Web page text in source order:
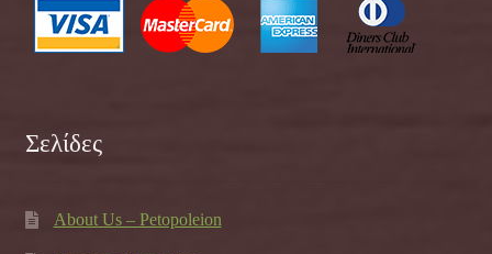
Σελίδες
About Us – Petopoleion